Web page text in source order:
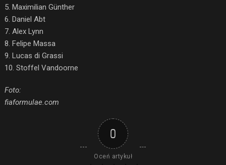
5. Maximilian Günther
6. Daniel Abt
7. Alex Lynn
8. Felipe Massa
9. Lucas di Grassi
10. Stoffel Vandoorne
Foto:
fiaformulae.com
0
Oceń artykuł